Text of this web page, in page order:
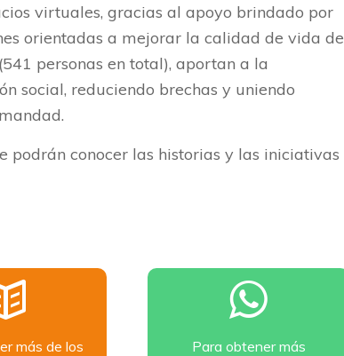
virtuales, gracias al apoyo brindado por
orientadas a mejorar la calidad de vida de
personas en total), aportan a la
social, reduciendo brechas y uniendo
podrán conocer las historias y las iniciativas
más de los
Para obtener más